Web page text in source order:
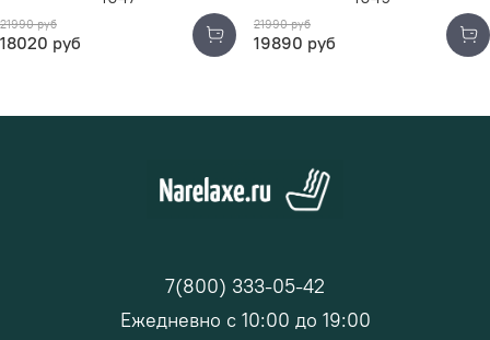
21990 руб
18020 руб
21990 руб
19890 руб
7(800) 333-05-42
Ежедневно с 10:00 до 19:00